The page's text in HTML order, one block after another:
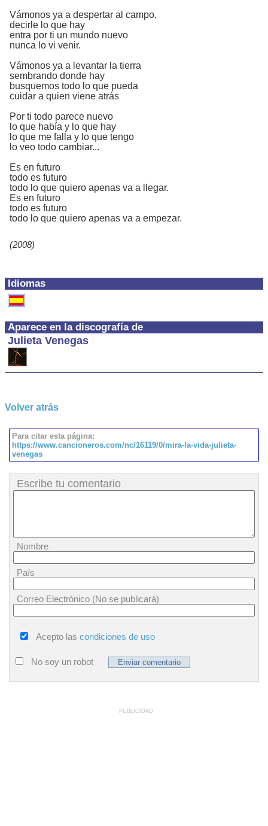
Idiomas
Aparece en la discografía de
Julieta Venegas
Vámonos ya a despertar al campo,
decirle lo que hay
entra por ti un mundo nuevo
nunca lo vi venir.
Vámonos ya a levantar la tierra
sembrando donde hay
busquemos todo lo que pueda
cuidar a quien viene atrás
Por ti todo parece nuevo
lo que había y lo que hay
lo que me falla y lo que tengo
lo veo todo cambiar...
Es en futuro
todo es futuro
todo lo que quiero apenas va a llegar.
Es en futuro
todo es futuro
todo lo que quiero apenas va a empezar.
(2008)
Volver atrás
Para citar esta página:
https://www.cancioneros.com/nc/16119/0/mira-la-vida-julieta-
venegas
Escribe tu comentario
Nombre
País
Correo Electrónico (No se publicará)
Acepto las condiciones de uso
No soy un robot
PUBLICIDAD